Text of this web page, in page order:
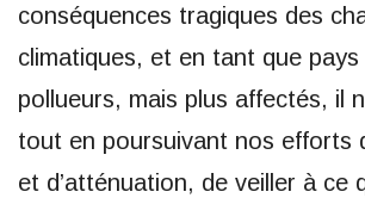
conséquences tragiques des
climatiques, et en tant que pays
pollueurs, mais plus affectés, il
tout en poursuivant nos efforts
et d’atténuation, de veiller à ce